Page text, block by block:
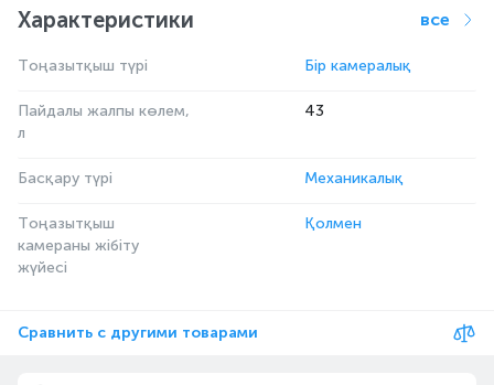
Характеристики все
Тоңазытқыш түрі Бір камералық
Пайдалы жалпы көлем,
л
43
Басқару түрі Механикалық
Тоңазытқыш
камераны жібіту
жүйесі
Қолмен
Сравнить с другими товарами